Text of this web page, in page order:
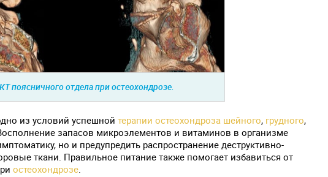
КТ поясничного отдела при остеохондрозе.
из условий успешной терапии остеохондроза шейного, грудного,
Восполнение запасов микроэлементов и витаминов в организме
но и предупредить распространение деструктивно-
ткани. Правильное питание также помогает избавиться от
остеохондрозе